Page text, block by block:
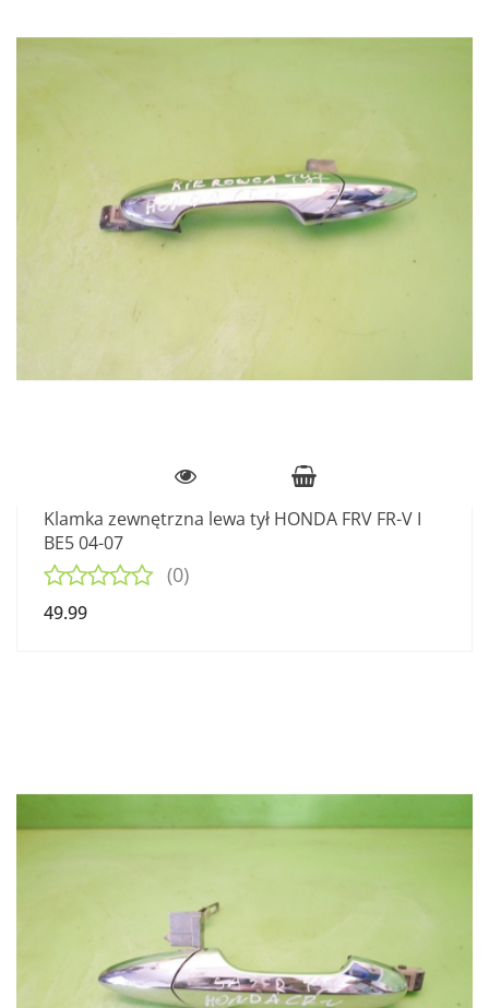
Klamka zewnętrzna lewa tył HONDA FRV FR-V I
BE5 04-07
(0)
49.99